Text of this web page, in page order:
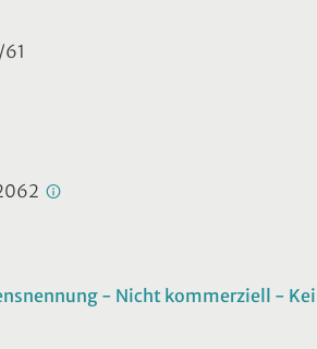
- Nicht kommerziell -